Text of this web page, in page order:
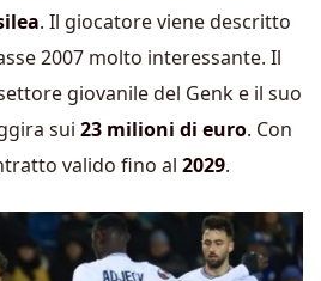
. Il giocatore viene descritto
2007 molto interessante. Il
giovanile del Genk e il suo
sui 23 milioni di euro. Con
valido fino al 2029.